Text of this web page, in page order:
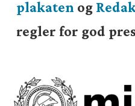
plakaten og
regler for god